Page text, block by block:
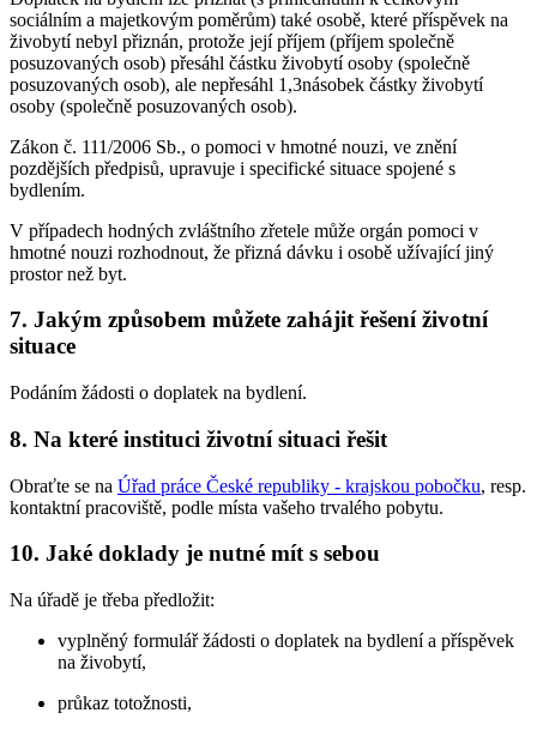
sociálním a majetkovým poměrům) také osobě, které příspěvek na
živobytí nebyl přiznán, protože její příjem (příjem společně
posuzovaných osob) přesáhl částku živobytí osoby (společně
posuzovaných osob), ale nepřesáhl 1,3násobek částky živobytí
osoby (společně posuzovaných osob).
Zákon č. 111/2006 Sb., o pomoci v hmotné nouzi, ve znění
pozdějších předpisů, upravuje i specifické situace spojené s
bydlením.
V případech hodných zvláštního zřetele může orgán pomoci v
hmotné nouzi rozhodnout, že přizná dávku i osobě užívající jiný
prostor než byt.
7. Jakým způsobem můžete zahájit řešení životní
situace
Podáním žádosti o doplatek na bydlení.
8. Na které instituci životní situaci řešit
Obraťte se na Úřad práce České republiky - krajskou pobočku, resp.
kontaktní pracoviště, podle místa vašeho trvalého pobytu.
10. Jaké doklady je nutné mít s sebou
Na úřadě je třeba předložit:
vyplněný formulář žádosti o doplatek na bydlení a příspěvek
na živobytí,
průkaz totožnosti,